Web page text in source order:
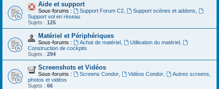
Aide et support
Sous-forums : Support Forum C2, Support scènes et addons
Support vol en réseau
Sujets : 125
Matériel et Périphériques
Sous-forums : Achat de matériel, Utilisation du matériel,
Construction de cockpits
Sujets : 294
Screenshots et Vidéos
Sous-forums : Screens Condor, Vidéos Condor,
Autres screens,
photos et vidéos
Sujets : 66